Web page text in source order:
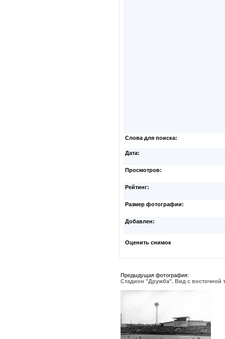
Слова для поиска:
Дата:
Просмотров:
Рейтинг:
Размер фотографии:
Добавлен:
Оценить снимок
Предыдущая фотография:
Стадион "Дружба". Вид с восточной